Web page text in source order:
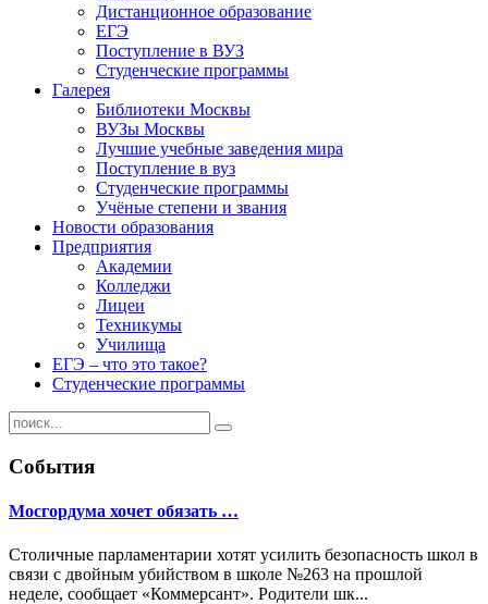
Дистанционное образование
ЕГЭ
Поступление в ВУЗ
Студенческие программы
Галерея
Библиотеки Москвы
ВУЗы Москвы
Лучшие учебные заведения мира
Поступление в вуз
Студенческие программы
Учёные степени и звания
Новости образования
Предприятия
Академии
Колледжи
Лицеи
Техникумы
Училища
ЕГЭ – что это такое?
Студенческие программы
События
Мосгордума хочет обязать …
Столичные парламентарии хотят усилить безопасность школ в
связи с двойным убийством в школе №263 на прошлой
неделе, сообщает «Коммерсант». Родители шк...